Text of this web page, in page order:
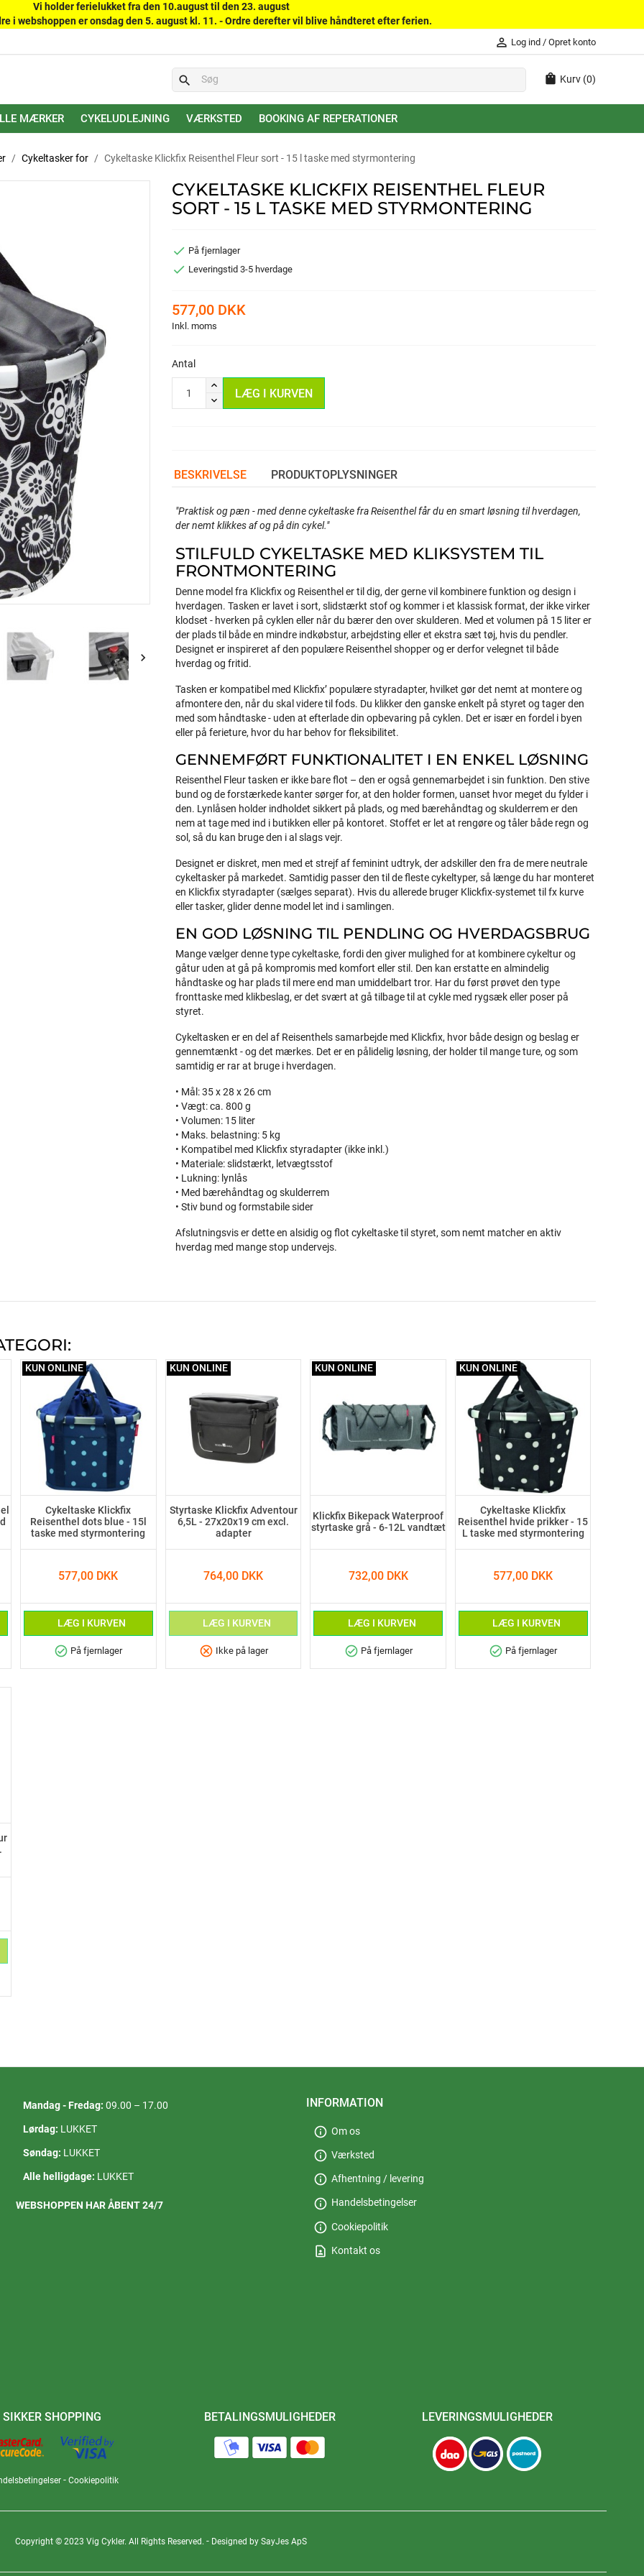
Vi holder ferielukket fra den 10.august til den 23. august
i webshoppen er onsdag den 5. august kl. 11. - Ordre derefter vil blive håndteret efter ferien.
person_outline Log ind / Opret konto
search shopping_bag Kurv (0)
MÆRKER CYKELUDLEJNING VÆRKSTED BOOKING AF REPERATIONER
Cykeltasker for Cykeltaske Klickfix Reisenthel Fleur sort - 15 l taske med styrmontering

CYKELTASKE KLICKFIX REISENTHEL FLEUR
SORT - 15 L TASKE MED STYRMONTERING
 På fjernlager
 Leveringstid 3-5 hverdage
577,00 DKK
Inkl. moms
Antal
LÆG I KURVEN
BESKRIVELSE PRODUKTOPLYSNINGER
"Praktisk og pæn - med denne cykeltaske fra Reisenthel får du en smart løsning til hverdagen,
der nemt klikkes af og på din cykel."
STILFULD CYKELTASKE MED KLIKSYSTEM TIL
FRONTMONTERING
Denne model fra Klickfix og Reisenthel er til dig, der gerne vil kombinere funktion og design i
hverdagen. Tasken er lavet i sort, slidstærkt stof og kommer i et klassisk format, der ikke virker
klodset - hverken på cyklen eller når du bærer den over skulderen. Med et volumen på 15 liter er
der plads til både en mindre indkøbstur, arbejdsting eller et ekstra sæt tøj, hvis du pendler.
Designet er inspireret af den populære Reisenthel shopper og er derfor velegnet til både
hverdag og fritid.
Tasken er kompatibel med Klickfix’ populære styradapter, hvilket gør det nemt at montere og
afmontere den, når du skal videre til fods. Du klikker den ganske enkelt på styret og tager den
med som håndtaske - uden at efterlade din opbevaring på cyklen. Det er især en fordel i byen
eller på ferieture, hvor du har behov for fleksibilitet.
GENNEMFØRT FUNKTIONALITET I EN ENKEL LØSNING
Reisenthel Fleur tasken er ikke bare flot – den er også gennemarbejdet i sin funktion. Den stive
bund og de forstærkede kanter sørger for, at den holder formen, uanset hvor meget du fylder i
den. Lynlåsen holder indholdet sikkert på plads, og med bærehåndtag og skulderrem er den
nem at tage med ind i butikken eller på kontoret. Stoffet er let at rengøre og tåler både regn og
sol, så du kan bruge den i al slags vejr.
Designet er diskret, men med et strejf af feminint udtryk, der adskiller den fra de mere neutrale
cykeltasker på markedet. Samtidig passer den til de fleste cykeltyper, så længe du har monteret
en Klickfix styradapter (sælges separat). Hvis du allerede bruger Klickfix-systemet til fx kurve
eller tasker, glider denne model let ind i samlingen.
EN GOD LØSNING TIL PENDLING OG HVERDAGSBRUG
Mange vælger denne type cykeltaske, fordi den giver mulighed for at kombinere cykeltur og
gåtur uden at gå på kompromis med komfort eller stil. Den kan erstatte en almindelig
håndtaske og har plads til mere end man umiddelbart tror. Har du først prøvet den type
fronttaske med klikbeslag, er det svært at gå tilbage til at cykle med rygsæk eller poser på
styret.
Cykeltasken er en del af Reisenthels samarbejde med Klickfix, hvor både design og beslag er
gennemtænkt - og det mærkes. Det er en pålidelig løsning, der holder til mange ture, og som
samtidig er rar at bruge i hverdagen.
• Mål: 35 x 28 x 26 cm
• Vægt: ca. 800 g
• Volumen: 15 liter
• Maks. belastning: 5 kg
• Kompatibel med Klickfix styradapter (ikke inkl.)
• Materiale: slidstærkt, letvægtsstof
• Lukning: lynlås
• Med bærehåndtag og skulderrem
• Stiv bund og formstabile sider
Afslutningsvis er dette en alsidig og flot cykeltaske til styret, som nemt matcher en aktiv
hverdag med mange stop undervejs.
Cykeltaske Klickfix
Reisenthel dots blue - 15l
taske med styrmontering
577,00 DKK
LÆG I KURVEN
check_circle På fjernlager
KUN ONLINE
Styrtaske Klickfix Adventour
6,5L - 27x20x19 cm excl.
adapter
764,00 DKK
LÆG I KURVEN
cancel Ikke på lager
KUN ONLINE
Klickfix Bikepack Waterproof
styrtaske grå - 6-12L vandtæt
732,00 DKK
LÆG I KURVEN
check_circle På fjernlager
KUN ONLINE
Cykeltaske Klickfix
Reisenthel hvide prikker - 15
L taske med styrmontering
577,00 DKK
LÆG I KURVEN
check_circle På fjernlager
KUN ONLINE
Mandag - Fredag: 09.00 – 17.00
Lørdag: LUKKET
Søndag: LUKKET
Alle helligdage: LUKKET
WEBSHOPPEN HAR ÅBENT 24/7
INFORMATION
info Om os
info Værksted
info Afhentning / levering
info Handelsbetingelser
info Cookiepolitik
contact_page Kontakt os
SIKKER SHOPPING
- Cookiepolitik
BETALINGSMULIGHEDER LEVERINGSMULIGHEDER
Copyright © 2023 Vig Cykler. All Rights Reserved. - Designed by SayJes ApS